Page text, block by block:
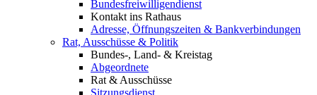
Bundesfreiwilligendienst
Kontakt ins Rathaus
Adresse, Öffnungszeiten & Bankverbindungen
Rat, Ausschüsse & Politik
Bundes-, Land- & Kreistag
Abgeordnete
Rat & Ausschüsse
Sitzungsdienst